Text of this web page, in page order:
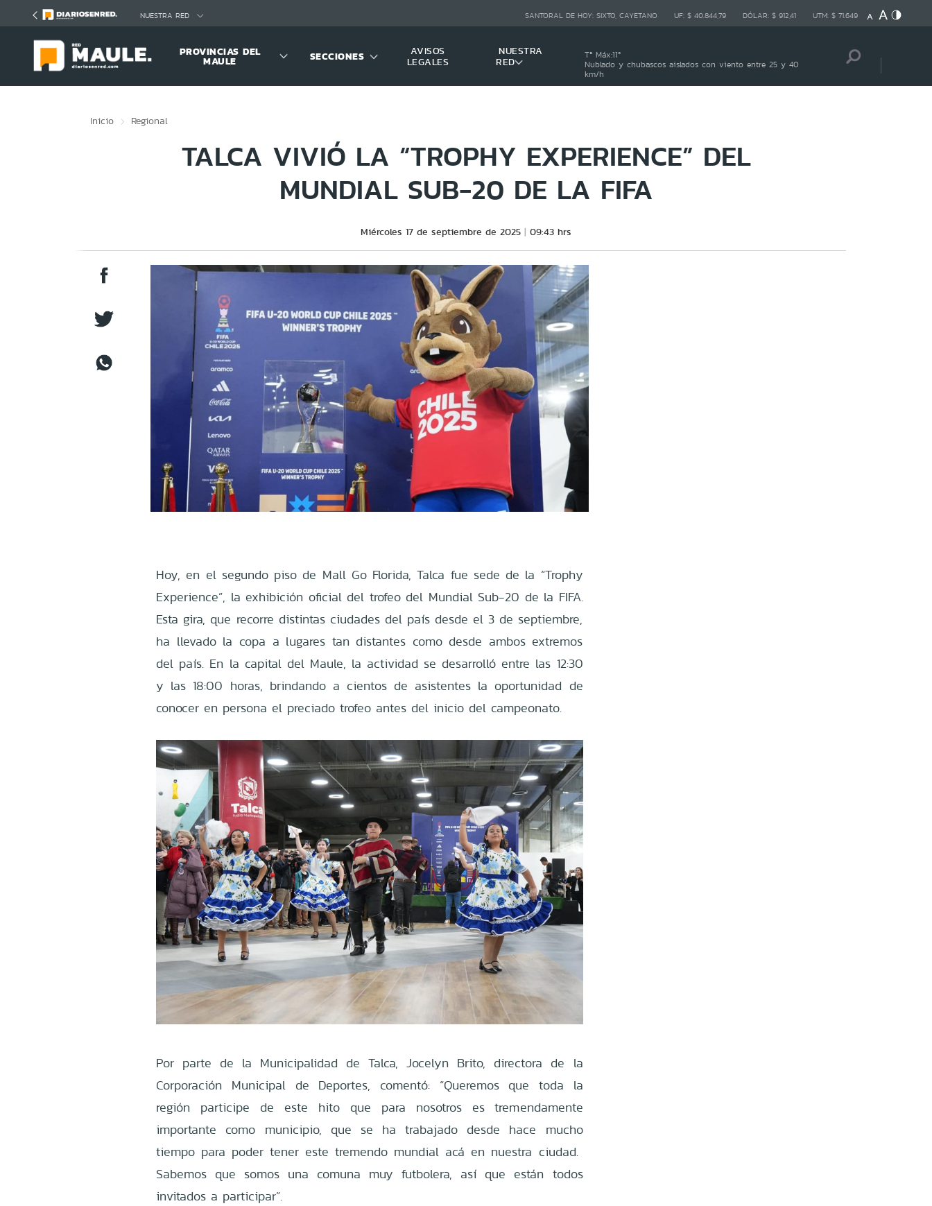
NUESTRA RED SANTORAL DE HOY: SIXTO, CAYETANO UF: $ 40.844,79 DÓLAR: $ 912,41 UTM: $ 71.649
PROVINCIAS DEL
MAULE SECCIONES
AVISOS
LEGALES
NUESTRA
RED
Tª Máx:11º
Nublado y chubascos aislados con viento entre 25 y 40
km/h
Inicio Regional
TALCA VIVIÓ LA “TROPHY EXPERIENCE” DEL
MUNDIAL SUB-20 DE LA FIFA
Miércoles 17 de septiembre de 2025 09:43 hrs
Hoy, en el segundo piso de Mall Go Florida, Talca fue sede de la “Trophy
Experience”, la exhibición oficial del trofeo del Mundial Sub-20 de la FIFA.
Esta gira, que recorre distintas ciudades del país desde el 3 de septiembre,
ha llevado la copa a lugares tan distantes como desde ambos extremos
del país. En la capital del Maule, la actividad se desarrolló entre las 12:30
y las 18:00 horas, brindando a cientos de asistentes la oportunidad de
conocer en persona el preciado trofeo antes del inicio del campeonato.
Por parte de la Municipalidad de Talca, Jocelyn Brito, directora de la
Corporación Municipal de Deportes, comentó: “Queremos que toda la
región participe de este hito que para nosotros es tremendamente
importante como municipio, que se ha trabajado desde hace mucho
tiempo para poder tener este tremendo mundial acá en nuestra ciudad.
Sabemos que somos una comuna muy futbolera, así que están todos
invitados a participar”.